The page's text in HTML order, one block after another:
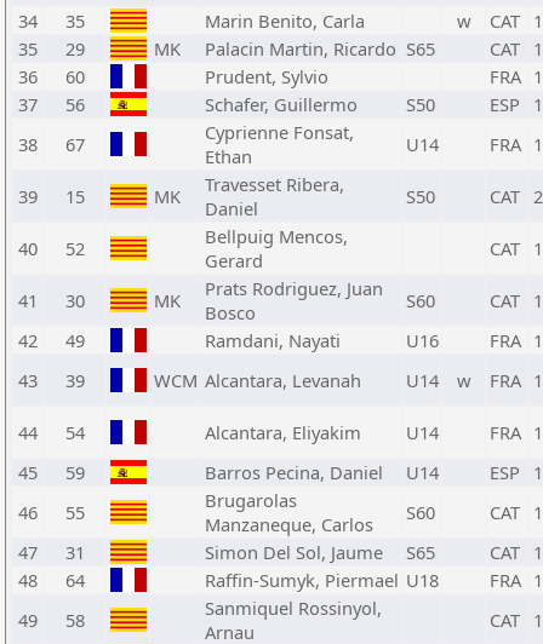
34
35 Marin Benito, Carla w CAT
35
29 MK Palacin Martin, Ricardo S65 CAT
36
60 Prudent, Sylvio FRA
37
56 Schafer, Guillermo S50 ESP
38
67
Cyprienne Fonsat,
Ethan
U14 FRA
39 15 MK
Travesset Ribera,
Daniel
S50 CAT
40 52
Bellpuig Mencos,
Gerard
CAT
41 30 MK
Prats Rodriguez, Juan
Bosco
S60 CAT
42
49 Ramdani, Nayati U16 FRA
43
39 WCM Alcantara, Levanah U14 w FRA
44 54 Alcantara, Eliyakim U14 FRA
45
59 Barros Pecina, Daniel U14 ESP
46
55
Brugarolas
Manzaneque, Carlos
S60 CAT
47
31 Simon Del Sol, Jaume S65 CAT
48
64 Raffin-Sumyk, Piermael U18 FRA
49
58
Sanmiquel Rossinyol,
Arnau
CAT